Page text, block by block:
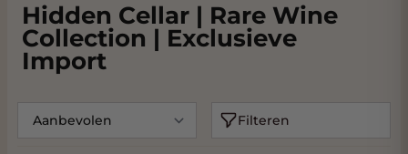
Hidden Cellar | Rare Wine
Collection | Exclusieve
Import
Filteren